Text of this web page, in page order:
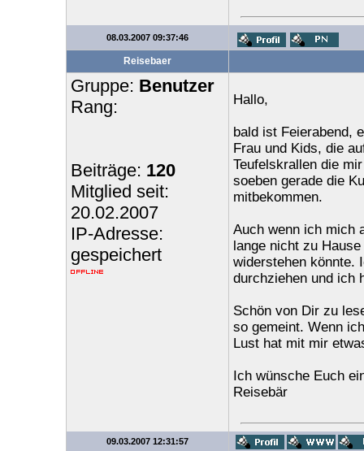
08.03.2007 09:37:46
Reisebaer
Gruppe: Benutzer
Rang:
Beiträge: 120
Mitglied seit:
20.02.2007
IP-Adresse:
gespeichert
Hallo,
bald ist Feierabend,
Frau und Kids, die
Teufelskrallen die
soeben gerade die
mitbekommen.
Auch wenn ich mich
lange nicht zu
widerstehen könnte.
durchziehen und ich
Schön von Dir zu
so gemeint. Wenn
Lust hat mit mir
Ich wünsche Euch
Reisebär
09.03.2007 12:31:57